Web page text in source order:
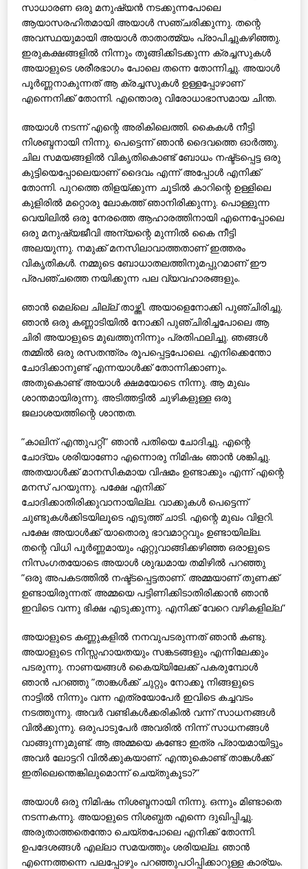
സാധാരണ ഒരു മനുഷ്യന്‍ നടക്കുന്നപോലെ
ആയാസരഹിതമായി അയാള്‍ സഞ്ചരിക്കുന്നു. തന്റെ
അവസ്ഥയുമായി അയാള്‍ താതാത്മ്യം പ്രാപിച്ചുകഴിഞ്ഞു.
ഇരുകക്ഷങ്ങളില്‍ നിന്നും തൂങ്ങിക്കിടക്കുന്ന ക്രച്ചസുകള്‍
അയാളുടെ ശരീരഭാഗം പോലെ തന്നെ തോന്നിച്ചു. അയാള്‍
പൂര്‍ണ്ണനാകുന്നത് ആ ക്രച്ചസുകള്‍ ഉള്ളപ്പോഴാണ്
എന്നെനിക്ക് തോന്നി. എന്തൊരു വിരോധാഭാസമായ ചിന്ത.
അയാള്‍ നടന്ന് എന്റെ അരികിലെത്തി. കൈകള്‍ നീട്ടി
നിശബ്ദനായി നിന്നു. പെട്ടെന്ന് ഞാന്‍ ദൈവത്തെ ഓര്‍ത്തു.
ചില സമയങ്ങളില്‍ വികൃതികൊണ്ട് ബോധം നഷ്ട്ടപ്പെട്ട ഒരു
കുട്ടിയെപ്പോലെയാണ് ദൈവം എന്ന് അപ്പോള്‍ എനിക്ക്
തോന്നി. പുറത്തെ തിളയ്ക്കുന്ന ചൂടില്‍ കാറിന്റെ ഉള്ളിലെ
കുളിരില്‍ മറ്റൊരു ലോകത്ത് ഞാനിരിക്കുന്നു. പൊള്ളുന്ന
വെയിലില്‍ ഒരു നേരത്തെ ആഹാരത്തിനായി എന്നെപ്പോലെ
ഒരു മനുഷ്യജീവി അന്യന്റെ മുന്നില്‍ കൈ നീട്ടി
അലയുന്നു. നമുക്ക് മനസിലാവാത്തതാണ് ഇത്തരം
വികൃതികള്‍. നമ്മുടെ ബോധാതലത്തിനുമപ്പുറമാണ് ഈ
പ്രപഞ്ചത്തെ നയിക്കുന്ന പല വ്യവഹാരങ്ങളും.
ഞാന്‍ മെല്ലെ ചില്ല് താഴ്ത്തി. അയാളെനോക്കി പുഞ്ചിരിച്ചു.
ഞാന്‍ ഒരു കണ്ണാടിയില്‍ നോക്കി പുഞ്ചിരിച്ചപോലെ ആ
ചിരി അയാളുടെ മുഖത്തുനിന്നും പ്രതിഫലിച്ചു. ഞങ്ങള്‍
തമ്മില്‍ ഒരു രസതന്ത്രം രൂപപ്പെട്ടപോലെ. എനിക്കെന്തോ
ചോദിക്കാനുണ്ട് എന്നയാള്‍ക്ക് തോന്നിക്കാണും.
അതുകൊണ്ട് അയാള്‍ ക്ഷമയോടെ നിന്നു. ആ മുഖം
ശാന്തമായിരുന്നു. അടിത്തട്ടില്‍ ചുഴികളുള്ള ഒരു
ജലാശയത്തിന്റെ ശാന്തത.
”കാലിന് എന്തുപറ്റി” ഞാന്‍ പതിയെ ചോദിച്ചു. എന്റെ
ചോദ്യം ശരിയാണോ എന്നൊരു നിമിഷം ഞാന്‍ ശങ്കിച്ചു.
അതയാള്‍ക്ക് മാനസികമായ വിഷമം ഉണ്ടാക്കും എന്ന് എന്റെ
മനസ് പറയുന്നു. പക്ഷേ എനിക്ക്
ചോദിക്കാതിരിക്കുവാനായില്ല. വാക്കുകള്‍ പെട്ടെന്ന്
ചുണ്ടുകള്‍ക്കിടയിലൂടെ എടുത്ത് ചാടി. എന്റെ മുഖം വിളറി.
പക്ഷേ അയാള്‍ക്ക് യാതൊരു ഭാവമാറ്റവും ഉണ്ടായില്ല.
തന്റെ വിധി പൂര്‍ണ്ണമായും ഏറ്റുവാങ്ങിക്കഴിഞ്ഞ ഒരാളുടെ
നിസംഗതയോടെ അയാള്‍ ശുദ്ധമായ തമിഴില്‍ പറഞ്ഞു
”ഒരു അപകടത്തില്‍ നഷ്ട്ടപ്പെട്ടതാണ്. അമ്മയാണ് തുണക്ക്
ഉണ്ടായിരുന്നത്. അമ്മയെ പട്ടിണിക്കിടാതിരിക്കാന്‍ ഞാന്‍
ഇവിടെ വന്നു ഭിക്ഷ എടുക്കുന്നു. എനിക്ക് വേറെ വഴികളില്ല”
അയാളുടെ കണ്ണുകളില്‍ നനവുപടരുന്നത് ഞാന്‍ കണ്ടു.
അയാളുടെ നിസ്സഹായതയും സങ്കടങ്ങളും എന്നിലേക്കും
പടരുന്നു. നാണയങ്ങള്‍ കൈയ്യിലേക്ക് പകരുമ്പോള്‍
ഞാന്‍ പറഞ്ഞു ”താങ്കള്‍ക്ക് ചുറ്റും നോക്കൂ നിങ്ങളുടെ
നാട്ടില്‍ നിന്നും വന്ന എത്രയോപേര്‍ ഇവിടെ കച്ചവടം
നടത്തുന്നു. അവര്‍ വണ്ടികള്‍ക്കരികില്‍ വന്ന് സാധനങ്ങള്‍
വില്‍ക്കുന്നു. ഒരുപാടുപേര്‍ അവരില്‍ നിന്ന് സാധനങ്ങള്‍
വാങ്ങുന്നുമുണ്ട്. ആ അമ്മയെ കണ്ടോ ഇത്ര പ്രായമായിട്ടും
അവര്‍ ലോട്ടറി വില്‍ക്കുകയാണ്. എന്തുകൊണ്ട് താങ്കള്‍ക്ക്
ഇതിലെന്തെങ്കിലുമൊന്ന് ചെയ്തുകൂടാ?”
അയാള്‍ ഒരു നിമിഷം നിശബ്ദനായി നിന്നു. ഒന്നും മിണ്ടാതെ
നടന്നകന്നു. അയാളുടെ നിശബ്ധത എന്നെ ദുഖിപ്പിച്ചു.
അരുതാത്തതെന്തോ ചെയ്തപോലെ എനിക്ക് തോന്നി.
ഉപദേശങ്ങള്‍ എല്ലാ സമയത്തും ശരിയല്ല. ഞാന്‍
എന്നെത്തന്നെ പലപ്പോഴും പറഞ്ഞുപഠിപ്പിക്കാറുള്ള കാര്യം.